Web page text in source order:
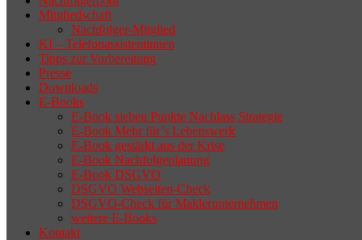
Mitgliedschaft
Nachfolger-Mitglied
KI – Telefonassistentinnen
Tipps zur Vorbereitung
Presse
Downloads
E-Books
E-Book sieben Punkte Nachlass Strategie
E-Book Mehr für’s Lebenswerk
E-Book gestärkt aus der Krise
E-Book Nachfolgeplanung
E-Book DSGVO
DSGVO Webseiten-Check
DSGVO-Check für Maklerunternehmen
weitere E-Books
Kontakt